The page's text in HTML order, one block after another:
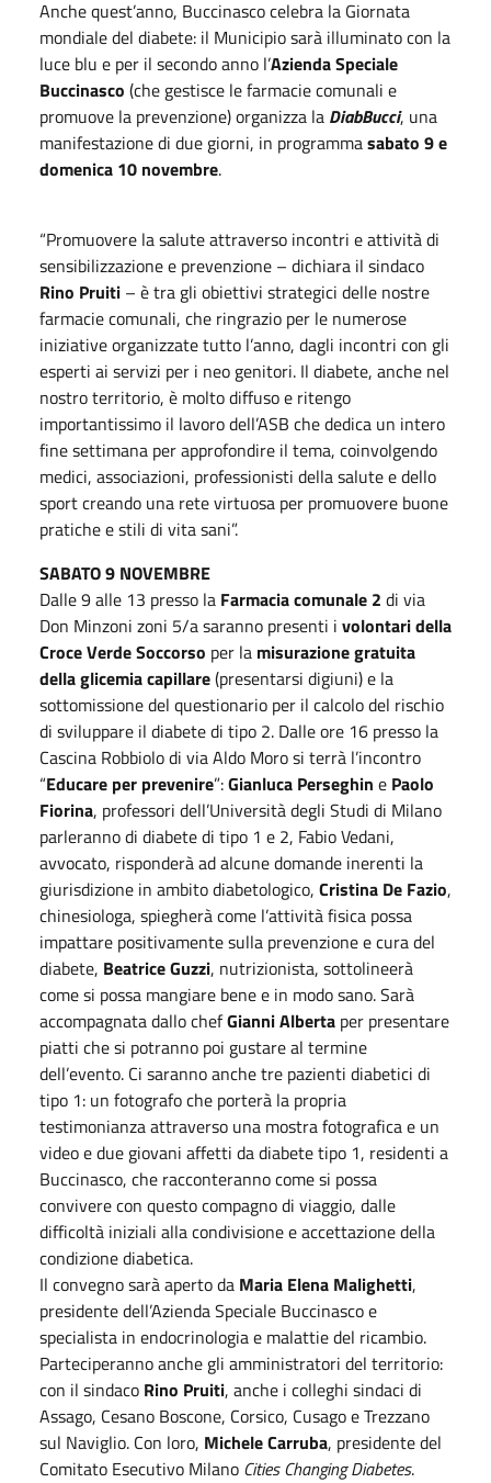
Anche quest’anno, Buccinasco celebra la Giornata
mondiale del diabete: il Municipio sarà illuminato con la
luce blu e per il secondo anno l’Azienda Speciale
Buccinasco (che gestisce le farmacie comunali e
promuove la prevenzione) organizza la DiabBucci, una
manifestazione di due giorni, in programmasabato 9 e
domenica 10 novembre.
“Promuovere la salute attraverso incontri e attività di
sensibilizzazione e prevenzione – dichiara il sindaco
Rino Pruiti – è tra gli obiettivi strategici delle nostre
farmacie comunali, che ringrazio per le numerose
iniziative organizzate tutto l’anno, dagli incontri con gli
esperti ai servizi per i neo genitori. Il diabete, anche nel
nostro territorio, è molto diffuso e ritengo
importantissimo il lavoro dell’ASB che dedica un intero
fine settimana per approfondire il tema, coinvolgendo
medici, associazioni, professionisti della salute e dello
sport creando una rete virtuosa per promuovere buone
pratiche e stili di vita sani”.
SABATO 9 NOVEMBRE
Dalle 9 alle 13 presso la Farmacia comunale 2 di via
Don Minzoni zoni 5/a saranno presenti i volontari della
Croce Verde Soccorso per la misurazione gratuita
della glicemia capillare(presentarsi digiuni) e la
sottomissione del questionario per il calcolo del rischio
di sviluppare il diabete di tipo 2. Dalle ore 16 presso la
Cascina Robbiolo di via Aldo Moro si terrà l’incontro
“Educare per prevenire”:Gianluca Perseghin e Paolo
Fiorina, professori dell’Università degli Studi di Milano
parleranno di diabete di tipo 1 e 2, Fabio Vedani,
avvocato, risponderà ad alcune domande inerenti la
giurisdizione in ambito diabetologico, Cristina De Fazio,
chinesiologa, spiegherà come l’attività fisica possa
impattare positivamente sulla prevenzione e cura del
diabete, Beatrice Guzzi, nutrizionista, sottolineerà
come si possa mangiare bene e in modo sano. Sarà
accompagnata dallo chefGianni Alberta per presentare
piatti che si potranno poi gustare al termine
dell’evento. Ci saranno anche tre pazienti diabetici di
tipo 1: un fotografo che porterà la propria
testimonianza attraverso una mostra fotografica e un
video e due giovani affetti da diabete tipo 1, residenti a
Buccinasco, che racconteranno come si possa
convivere con questo compagno di viaggio, dalle
difficoltà iniziali alla condivisione e accettazione della
condizione diabetica.
Il convegno sarà aperto da Maria Elena Malighetti,
presidente dell’Azienda Speciale Buccinasco e
specialista in endocrinologia e malattie del ricambio.
Parteciperanno anche gli amministratori del territorio:
con il sindaco Rino Pruiti, anche i colleghi sindaci di
Assago, Cesano Boscone, Corsico, Cusago e Trezzano
sul Naviglio. Con loro, Michele Carruba, presidente del
Comitato Esecutivo Milano Cities Changing Diabetes.